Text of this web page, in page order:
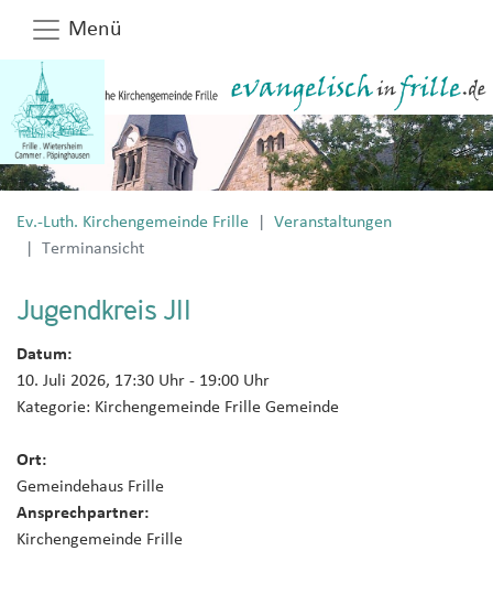
Menü
Ev.-Luth. Kirchengemeinde Frille
Veranstaltungen
Terminansicht
Jugendkreis JII
Datum:
10. Juli 2026, 17:30 Uhr - 19:00 Uhr
Kategorie: Kirchengemeinde Frille Gemeinde
Ort:
Gemeindehaus Frille
Ansprechpartner:
Kirchengemeinde Frille